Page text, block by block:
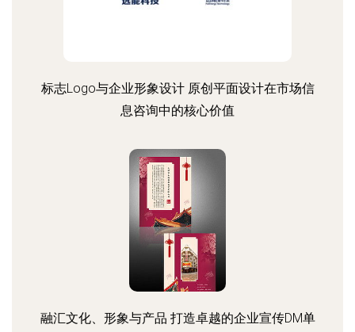
标志Logo与企业形象设计 原创平面设计在市场信
息咨询中的核心价值
融汇文化、形象与产品 打造卓越的企业宣传DM单